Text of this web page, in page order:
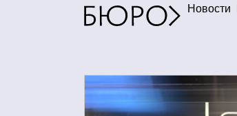
Новости